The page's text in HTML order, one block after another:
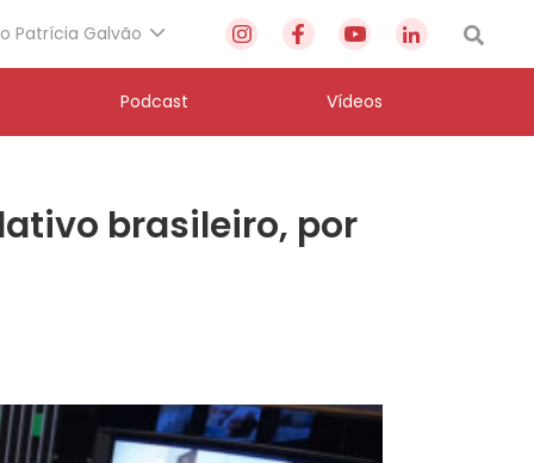
Patrícia Galvão
Podcast Vídeos
brasileiro, por